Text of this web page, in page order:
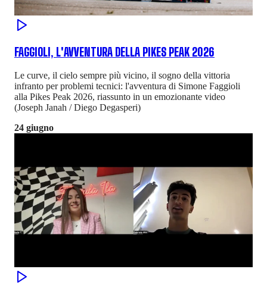
FAGGIOLI, L'AVVENTURA DELLA PIKES PEAK 2026
Le curve, il cielo sempre più vicino, il sogno della vittoria
infranto per problemi tecnici: l'avventura di Simone Faggioli
alla Pikes Peak 2026, riassunto in un emozionante video
(Joseph Janah / Diego Degasperi)
24 giugno